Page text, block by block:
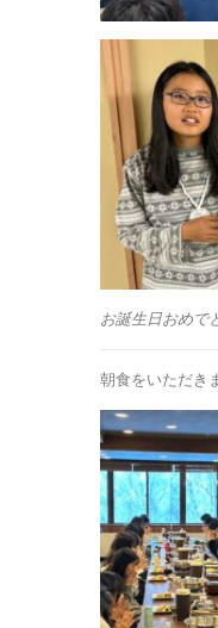
お誕生日おめで
朝食をいただき